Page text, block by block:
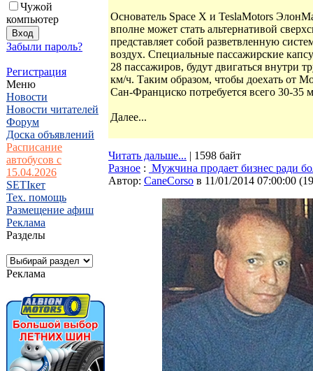
Чужой
компьютер
Забыли пароль?
Регистрация
Меню
Новости
Новости читателей
Форум
Доска объявлений
Расписание
автобусов с
15.04.2026
SETIкет
Тех. помощь
Размещение афиш
Реклама
Разделы
Реклама
Основатель Space X и TeslaMotors
вполне может стать альтернативой
представляет собой разветвленную
воздух. Специальные пассажирские
28 пассажиров, будут двигаться внутри
км/ч. Таким образом, чтобы доехать от
Сан-Франциско потребуется всего 30-35
Далее...
Читать дальше... | 1598 байт
Разное : Мужчина продает бизнес ради
Автор: CaneCorso в 11/01/2014 07:00:00 (